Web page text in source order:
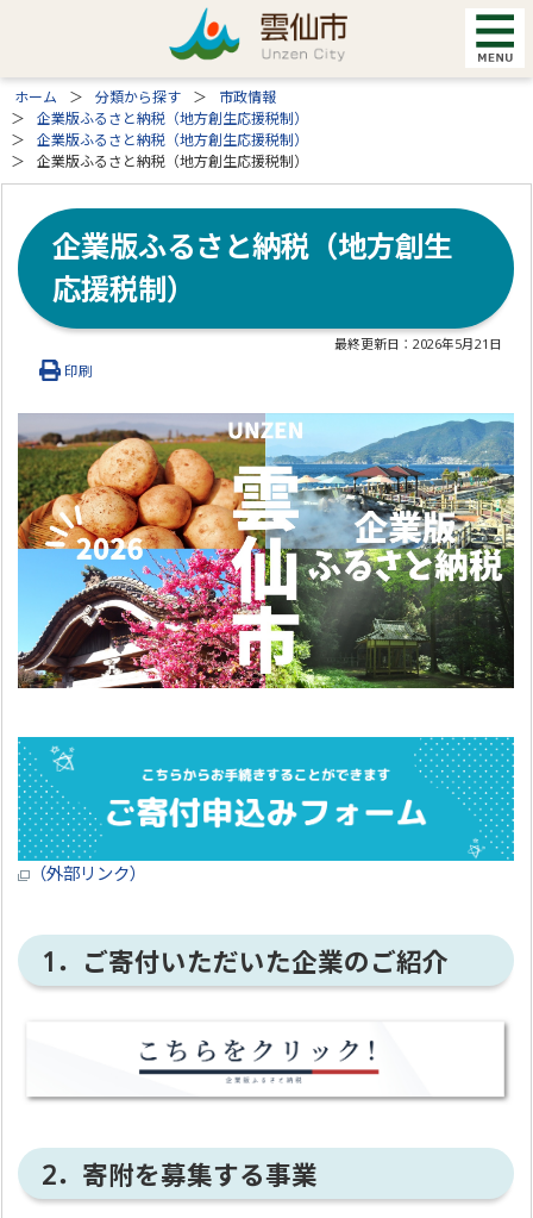
ホーム 分類から探す
市政情報
企業版ふるさと納税（地方創生応援税制）
企業版ふるさと納税（地方創生応援税制）
企業版ふるさと納税（地方創生応援税制）
企業版ふるさと納税（地方創生
応援税制）
最終更新日：2026年5月21日
印刷
（外部リンク）
1．ご寄付いただいた企業のご紹介
2．寄附を募集する事業